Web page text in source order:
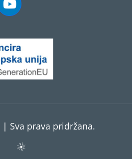
| Sva prava pridržana.